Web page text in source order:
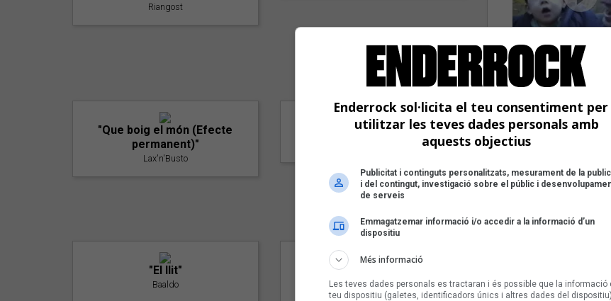
Riangost
"La iaia"
Saüc en Flor
"Que boig el món (Efecte
permanent)"
Lax'n'Busto
"Amb tu"
"Postlude To A
"El llit"
Baaldo
Enderrock sol·licita el teu consentiment per
utilitzar les teves dades personals amb
aquests objectius
Publicitat i continguts personalitzats, mesurament de la
i del contingut, investigació sobre el públic i
de serveis
Emmagatzemar informació i/o accedir a la informació d’un
dispositiu
Més informació
Les teves dades personals es tractaran i és possible que la informació
teu dispositiu (galetes, identificadors únics i altres dades del dispositiu)